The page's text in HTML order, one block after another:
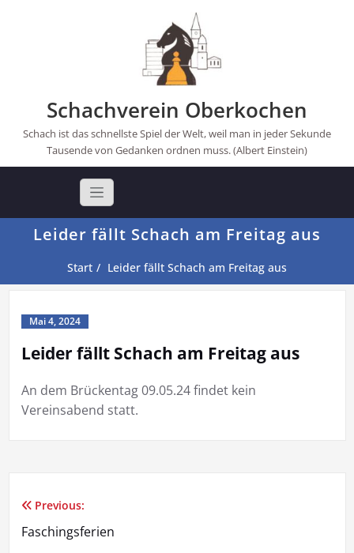
Schachverein Oberkochen
Schach ist das schnellste Spiel der Welt, weil man in jeder Sekunde
Tausende von Gedanken ordnen muss. (Albert Einstein)
Leider fällt Schach am Freitag aus
Start Leider fällt Schach am Freitag aus
Mai 4, 2024
Leider fällt Schach am Freitag aus
An dem Brückentag 09.05.24 findet kein
Vereinsabend statt.
Beitragsnavigation
Previous:
Faschingsferien